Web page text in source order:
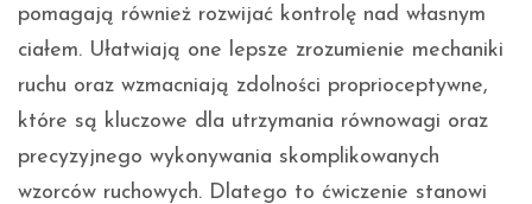
pomagają również rozwijać kontrolę nad własnym
ciałem. Ułatwiają one lepsze zrozumienie mechaniki
ruchu oraz wzmacniają zdolności proprioceptywne,
które są kluczowe dla utrzymania równowagi oraz
precyzyjnego wykonywania skomplikowanych
wzorców ruchowych. Dlatego to ćwiczenie stanowi